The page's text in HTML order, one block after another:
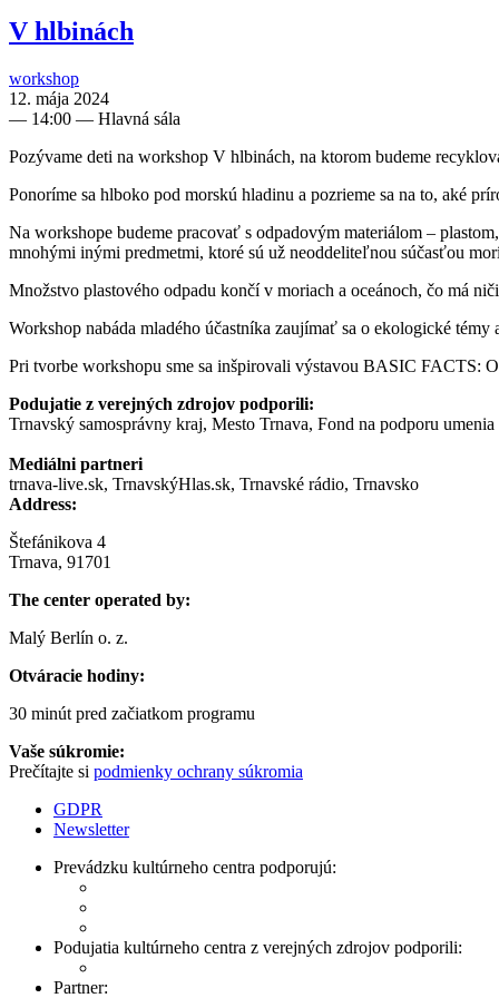
V hlbinách
workshop
12. mája 2024
— 14:00 — Hlavná sála
Pozývame deti na workshop V hlbinách, na ktorom budeme
Ponoríme sa hlboko pod morskú hladinu a pozrieme sa na to, aké
Na workshope budeme pracovať s odpadovým materiálom –
mnohými inými predmetmi, ktoré sú už neoddeliteľnou súčasťou
Množstvo plastového odpadu končí v moriach a oceánoch, čo má
Workshop nabáda mladého účastníka zaujímať sa o ekologické
Pri tvorbe workshopu sme sa inšpirovali výstavou BASIC FACTS:
Podujatie z verejných zdrojov podporili:
Trnavský samosprávny kraj, Mesto Trnava, Fond na podporu umenia
Mediálni partneri
trnava-live.sk, TrnavskýHlas.sk, Trnavské rádio, Trnavsko
Address:
Štefánikova 4
Trnava, 91701
The center operated by:
Malý Berlín o. z.
Otváracie hodiny:
30 minút pred začiatkom programu
Vaše súkromie:
Prečítajte si podmienky ochrany súkromia
GDPR
Newsletter
Prevádzku kultúrneho centra podporujú:
Podujatia kultúrneho centra z verejných zdrojov podporili:
Partner: